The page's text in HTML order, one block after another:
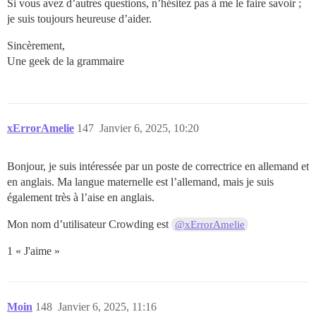
Si vous avez d’autres questions, n’hésitez pas à me le faire savoir ;
je suis toujours heureuse d’aider.
Sincèrement,
Une geek de la grammaire
xErrorAmelie Janvier 6, 2025, 10:20
147
Bonjour, je suis intéressée par un poste de correctrice en allemand et
en anglais. Ma langue maternelle est l’allemand, mais je suis
également très à l’aise en anglais.
Mon nom d’utilisateur Crowding est @xErrorAmelie
1 « J'aime »
Moin Janvier 6, 2025, 11:16
148